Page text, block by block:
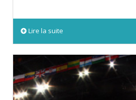
Lire la suite